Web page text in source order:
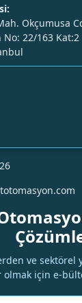
Okçumusa
No: 22/163 Kat:2
ve sektörel
için e-